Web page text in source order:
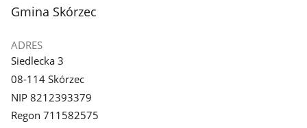
stopka
Gmina Skórzec
ADRES
Siedlecka 3
08-114 Skórzec
NIP 8212393379
Regon 711582575